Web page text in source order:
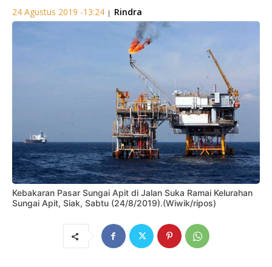
24 Agustus 2019 -13:24 | Rindra
Kebakaran Pasar Sungai Apit di Jalan Suka Ramai Kelurahan
Sungai Apit, Siak, Sabtu (24/8/2019).(Wiwik/ripos)